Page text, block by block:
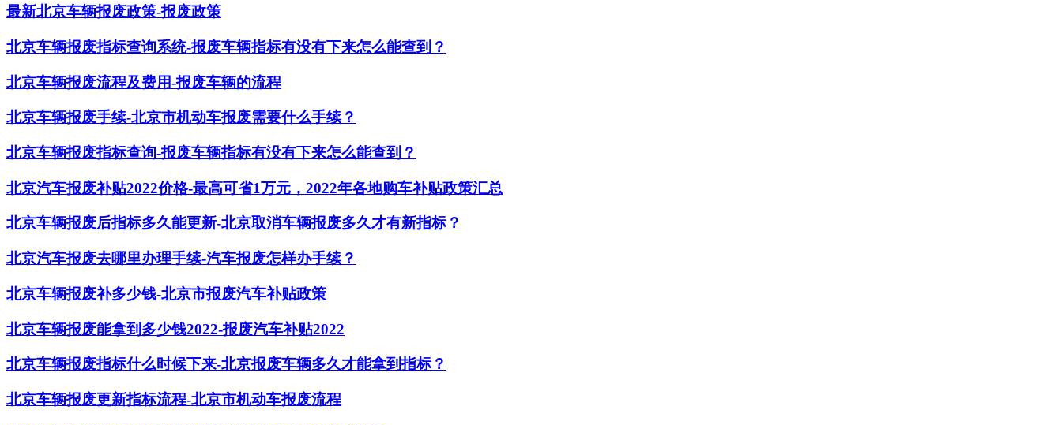
最新北京车辆报废政策-报废政策
北京车辆报废指标查询系统-报废车辆指标有没有下来怎么能查到？
北京车辆报废流程及费用-报废车辆的流程
北京车辆报废手续-北京市机动车报废需要什么手续？
北京车辆报废指标查询-报废车辆指标有没有下来怎么能查到？
北京汽车报废补贴2022价格-最高可省1万元，2022年各地购车补贴政策汇总
北京车辆报废后指标多久能更新-北京取消车辆报废多久才有新指标？
北京汽车报废去哪里办理手续-汽车报废怎样办手续？
北京车辆报废补多少钱-北京市报废汽车补贴政策
北京车辆报废能拿到多少钱2022-报废汽车补贴2022
北京车辆报废指标什么时候下来-北京报废车辆多久才能拿到指标？
北京车辆报废更新指标流程-北京市机动车报废流程